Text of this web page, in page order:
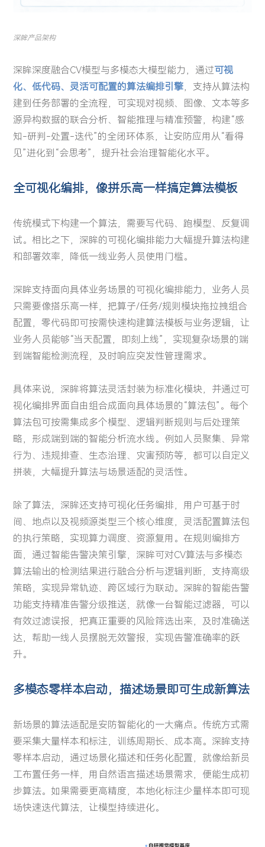
深眸产品架构
深眸深度融合CV模型与多模态大模型能力，通过可视
化、低代码、灵活可配置的算法编排引擎，支持从算法构
建到任务部署的全流程，可实现对视频、图像、文本等多
源异构数据的联合分析、智能推理与精准预警，构建“感
知-研判-处置-迭代”的全闭环体系，让安防应用从“看得
见”进化到“会思考”，提升社会治理智能化水平。
全可视化编排，像拼乐高一样搞定算法模板
传统模式下构建一个算法，需要写代码、跑模型、反复调
试。相比之下，深眸的可视化编排能力大幅提升算法构建
和部署效率，降低一线业务人员使用门槛。
深眸支持面向具体业务场景的可视化编排能力，业务人员
只需要像搭乐高一样，把算子/任务/规则模块拖拉拽组合
配置，零代码即可按需快速构建算法模板与业务逻辑，让
业务人员能够“当天配置，即刻上线”，实现复杂场景的端
到端智能检测流程，及时响应突发性管理需求。
具体来说，深眸将算法灵活封装为标准化模块，并通过可
视化编排界面自由组合成面向具体场景的“算法包”。每个
算法包可按需集成多个模型、逻辑判断规则与后处理策
略，形成端到端的智能分析流水线。例如人员聚集、异常
行为、违规排查、生态治理、灾害预防等，都可以自定义
拼装，大幅提升算法与场景适配的灵活性。
除了算法，深眸还支持可视化任务编排，用户可基于时
间、地点以及视频源类型三个核心维度，灵活配置算法包
的执行策略，实现算力调度、资源复用。在规则编排方
面，通过智能告警决策引擎，深眸可对CV算法与多模态
算法输出的检测结果进行融合分析与逻辑判断，支持高级
策略，实现异常轨迹、跨区域行为联动。深眸的智能告警
功能支持精准告警分级推送，就像一台智能过滤器，可以
有效过滤误报，把真正重要的风险筛选出来，及时准确送
达，帮助一线人员摆脱无效警报，实现告警准确率的跃
升。
多模态零样本启动，描述场景即可生成新算法
新场景的算法适配是安防智能化的一大痛点。传统方式需
要采集大量样本和标注，训练周期长、成本高。深眸支持
零样本启动，通过场景化描述和任务化配置，就像给新员
工布置任务一样，用自然语言描述场景需求，便能生成初
步算法。如果需要更高精度，本地化标注少量样本即可现
场快速迭代算法，让模型持续进化。